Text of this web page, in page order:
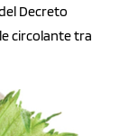
Decreto
circolante tra